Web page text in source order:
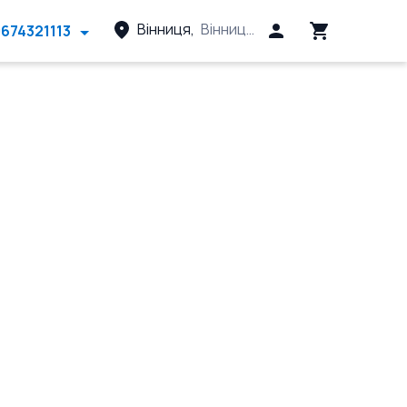
Вінниця, Вінницький район, Вінницька